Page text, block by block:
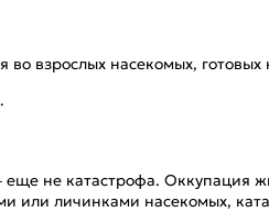
во взрослых насекомых,
не катастрофа. Оккупация
или личинками насекомых,